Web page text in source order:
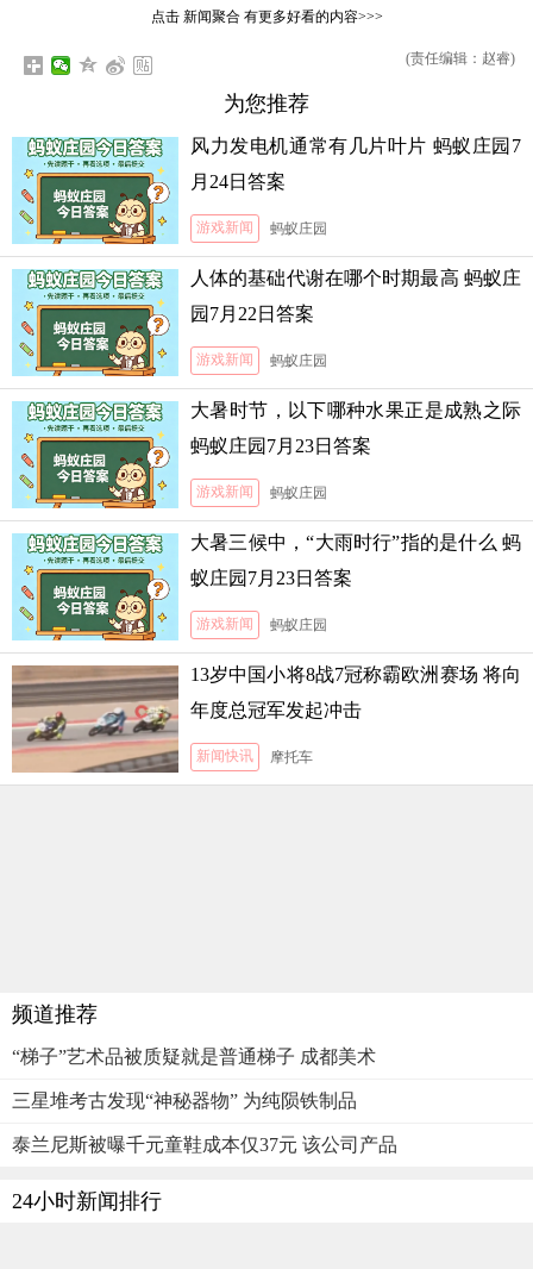
点击 新闻聚合有更多好看的内容>>>
(责任编辑：赵睿)
为您推荐
风力发电机通常有几片叶片 蚂蚁庄园7
月24日答案
游戏新闻 蚂蚁庄园
人体的基础代谢在哪个时期最高 蚂蚁庄
园7月22日答案
游戏新闻 蚂蚁庄园
大暑时节，以下哪种水果正是成熟之际
蚂蚁庄园7月23日答案
游戏新闻 蚂蚁庄园
大暑三候中，“大雨时行”指的是什么 蚂
蚁庄园7月23日答案
游戏新闻 蚂蚁庄园
13岁中国小将8战7冠称霸欧洲赛场 将向
年度总冠军发起冲击
新闻快讯 摩托车
频道推荐
“梯子”艺术品被质疑就是普通梯子 成都美术
三星堆考古发现“神秘器物” 为纯陨铁制品
泰兰尼斯被曝千元童鞋成本仅37元 该公司产品
24小时新闻排行